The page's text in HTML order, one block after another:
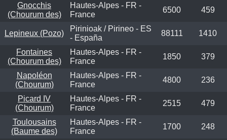
Gnocchis
(Chourum des)
Hautes-Alpes - FR -
France
6500 459
Lepineux (Pozo)
Pirinioak / Pirineo - ES
- España
88111 1410
Fontaines
(Chourum des)
Hautes-Alpes - FR -
France
1850 379
Napoléon
(Chourum)
Hautes-Alpes - FR -
France
4800 236
Picard IV
(Chourum)
Hautes-Alpes - FR -
France
2515 479
Toulousains
(Baume des)
Hautes-Alpes - FR -
France
1700 248